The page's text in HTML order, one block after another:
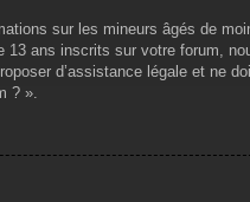
sur les mineurs âgés de
13 ans inscrits sur votre forum,
d’assistance légale et ne
? ».